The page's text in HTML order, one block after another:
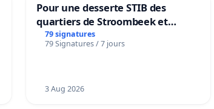
Pour une desserte STIB des
quartiers de Stroombeek et
Beauval - Voor een MIVB-
bediening van de wijken
79 signatures
79 Signatures / 7 jours
3 Aug 2026